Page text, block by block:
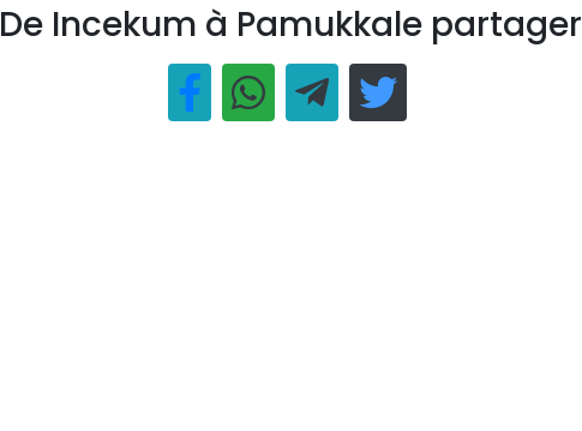
De Incekum à Pamukkale partager